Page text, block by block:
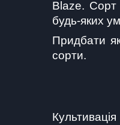
Blaze. Сорт
будь-яких
Придбати
сорти.